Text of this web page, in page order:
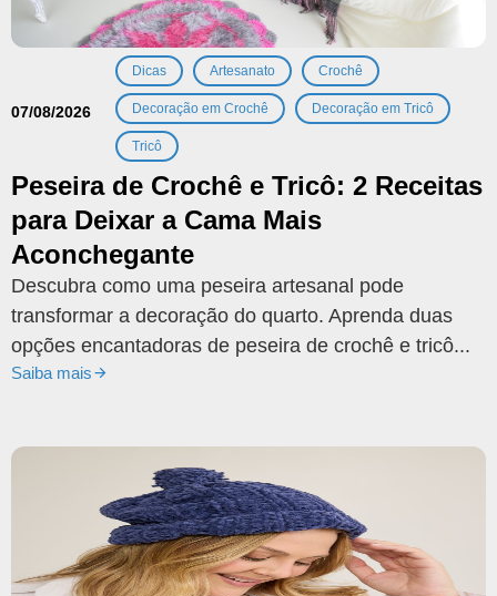
07/08/2026
Dicas Artesanato Crochê
Decoração em Crochê Decoração em Tricô
Tricô
Peseira de Crochê e Tricô: 2 Receitas
para Deixar a Cama Mais
Aconchegante
Descubra como uma peseira artesanal pode
transformar a decoração do quarto. Aprenda duas
opções encantadoras de peseira de crochê e tricô...
Saiba mais